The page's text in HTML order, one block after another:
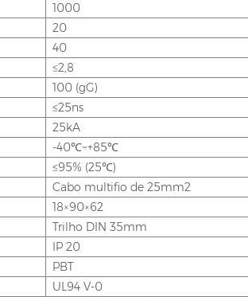
1000
20
40
≤2,8
100 (gG)
≤25ns
25kA
-40℃~+85℃
≤95% (25℃)
Cabo multifio de 25mm2
18×90×62
Trilho DIN 35mm
IP 20
PBT
UL94 V-0